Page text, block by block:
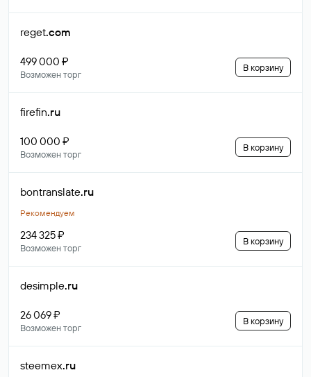
reget.com
499 000 ₽
Возможен торг
В корзину
firefin.ru
100 000 ₽
Возможен торг
В корзину
bontranslate.ru
Рекомендуем
234 325 ₽
Возможен торг
В корзину
desimple.ru
26 069 ₽
Возможен торг
В корзину
steemex.ru